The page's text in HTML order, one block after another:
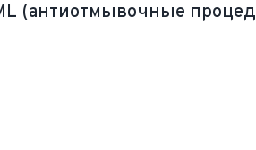
(антиотмывочные